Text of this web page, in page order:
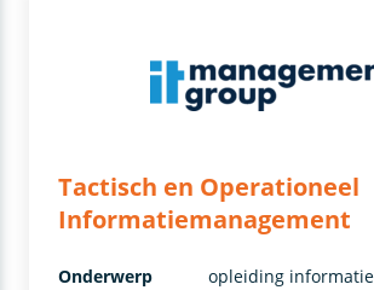
Tactisch en Operationeel
Informatiemanagement
Onderwerp
opleiding